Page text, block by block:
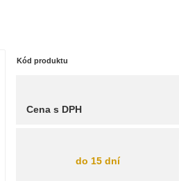
Kód produktu
Cena s DPH
do 15 dní